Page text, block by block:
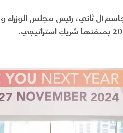
آل ثاني، رئيس مجلس الوزراء